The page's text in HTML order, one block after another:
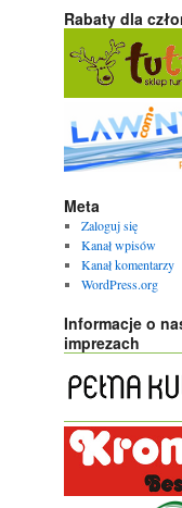
Rabaty dla
Meta
Zaloguj się
Kanał wpisów
Kanał komentarzy
WordPress.org
Informacje o
imprezach